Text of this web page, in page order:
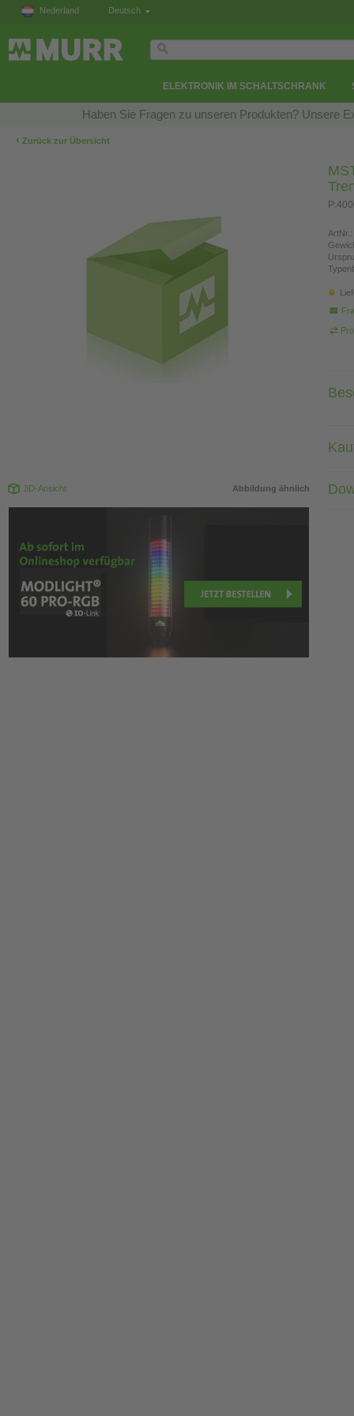
Nederland Deutsch
ELEKTRONIK IM SCHALTSCHRANK
Haben Sie Fragen zu unseren Produkten? Unsere
‹ Zurück zur Übersicht
3D-Ansicht Abbildung ähnlich
ArtNr.: